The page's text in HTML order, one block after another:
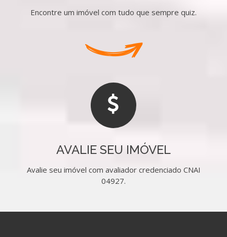
Encontre um imóvel com tudo que sempre quiz.
AVALIE SEU IMÓVEL
Avalie seu imóvel com avaliador credenciado CNAI
04927.